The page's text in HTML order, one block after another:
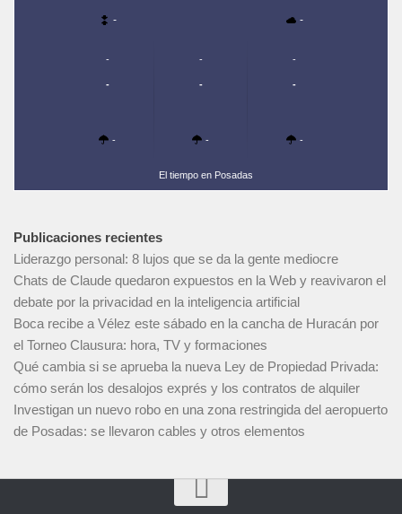
- -
-
-
-
-
-
-
-
-
-
El tiempo en Posadas
Publicaciones recientes
Liderazgo personal: 8 lujos que se da la gente mediocre
Chats de Claude quedaron expuestos en la Web y reavivaron el
debate por la privacidad en la inteligencia artificial
Boca recibe a Vélez este sábado en la cancha de Huracán por
el Torneo Clausura: hora, TV y formaciones
Qué cambia si se aprueba la nueva Ley de Propiedad Privada:
cómo serán los desalojos exprés y los contratos de alquiler
Investigan un nuevo robo en una zona restringida del aeropuerto
de Posadas: se llevaron cables y otros elementos